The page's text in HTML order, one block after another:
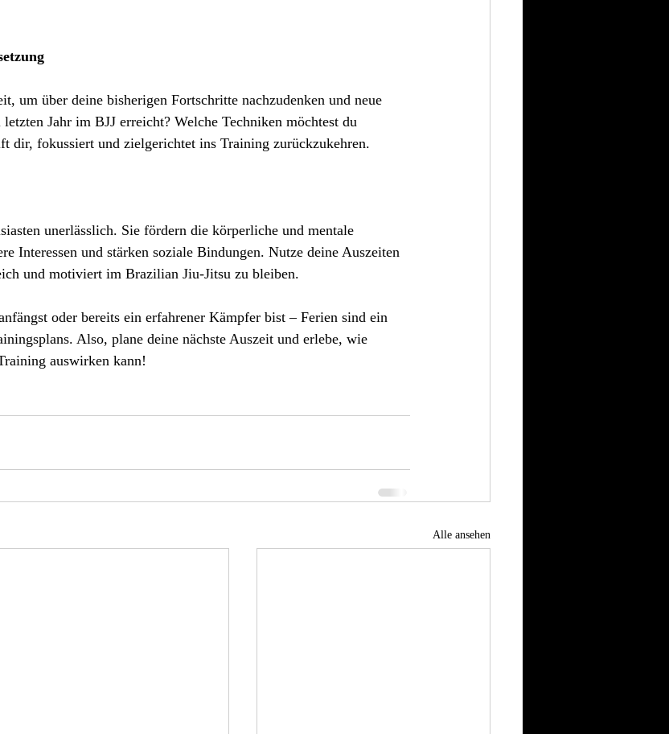
um über deine bisherigen Fortschritte nachzudenken und neue
Jahr im BJJ erreicht? Welche Techniken möchtest du
dir, fokussiert und zielgerichtet ins Training zurückzukehren.
unerlässlich. Sie fördern die körperliche und mentale
Interessen und stärken soziale Bindungen. Nutze deine Auszeiten
und motiviert im Brazilian Jiu-Jitsu zu bleiben.
oder bereits ein erfahrener Kämpfer bist – Ferien sind ein
Also, plane deine nächste Auszeit und erlebe, wie
auswirken kann!
Alle ansehen